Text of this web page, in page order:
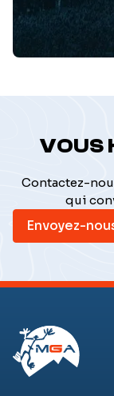
VOUS
Contactez-
qui
Envoyez-